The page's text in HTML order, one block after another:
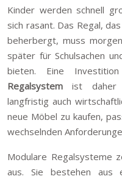
Kinder werden schnell
sich rasant. Das Regal,
beherbergt, muss
später für Schulsachen
bieten. Eine
Regalsystem ist daher
langfristig auch
neue Möbel zu kaufen,
wechselnden
Modulare Regalsysteme
aus. Sie bestehen aus